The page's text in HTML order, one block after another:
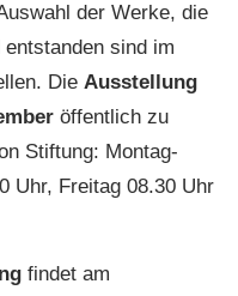
der Werke, die
sind im
Die Ausstellung
öffentlich zu
Stiftung: Montag-
Uhr, Freitag 08.30 Uhr
findet am